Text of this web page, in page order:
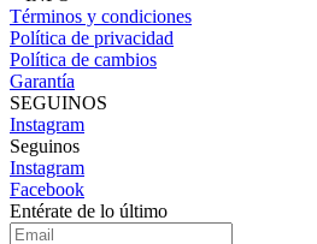
Términos y condiciones
Política de privacidad
Política de cambios
Garantía
SEGUINOS
Instagram
Seguinos
Instagram
Facebook
Entérate de lo último